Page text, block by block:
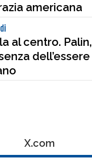
americana
al centro. Palin,
dell’essere
X.com